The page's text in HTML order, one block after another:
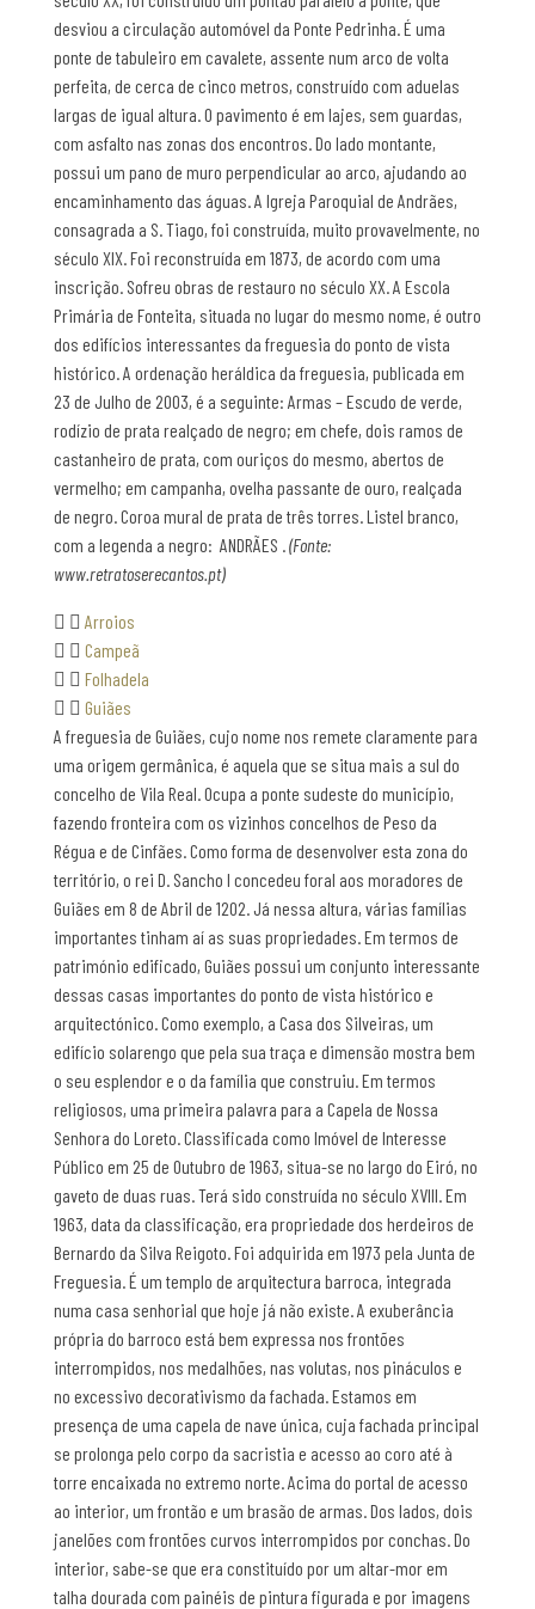
desviou a circulação automóvel da Ponte Pedrinha. É uma
ponte de tabuleiro em cavalete, assente num arco de volta
perfeita, de cerca de cinco metros, construído com aduelas
largas de igual altura. O pavimento é em lajes, sem guardas,
com asfalto nas zonas dos encontros. Do lado montante,
possui um pano de muro perpendicular ao arco, ajudando ao
encaminhamento das águas. A Igreja Paroquial de Andrães,
consagrada a S. Tiago, foi construída, muito provavelmente, no
século XIX. Foi reconstruída em 1873, de acordo com uma
inscrição. Sofreu obras de restauro no século XX. A Escola
Primária de Fonteita, situada no lugar do mesmo nome, é outro
dos edifícios interessantes da freguesia do ponto de vista
histórico. A ordenação heráldica da freguesia, publicada em
23 de Julho de 2003, é a seguinte: Armas – Escudo de verde,
rodízio de prata realçado de negro; em chefe, dois ramos de
castanheiro de prata, com ouriços do mesmo, abertos de
vermelho; em campanha, ovelha passante de ouro, realçada
de negro. Coroa mural de prata de três torres. Listel branco,
com a legenda a negro:  ANDRÃES .(Fonte:
www.retratoserecantos.pt)
Arroios
Campeã
Folhadela
Guiães
A freguesia de Guiães, cujo nome nos remete claramente para
uma origem germânica, é aquela que se situa mais a sul do
concelho de Vila Real. Ocupa a ponte sudeste do município,
fazendo fronteira com os vizinhos concelhos de Peso da
Régua e de Cinfães. Como forma de desenvolver esta zona do
território, o rei D. Sancho I concedeu foral aos moradores de
Guiães em 8 de Abril de 1202. Já nessa altura, várias famílias
importantes tinham aí as suas propriedades. Em termos de
património edificado, Guiães possui um conjunto interessante
dessas casas importantes do ponto de vista histórico e
arquitectónico. Como exemplo, a Casa dos Silveiras, um
edifício solarengo que pela sua traça e dimensão mostra bem
o seu esplendor e o da família que construiu. Em termos
religiosos, uma primeira palavra para a Capela de Nossa
Senhora do Loreto. Classificada como Imóvel de Interesse
Público em 25 de Outubro de 1963, situa-se no largo do Eiró, no
gaveto de duas ruas. Terá sido construída no século XVIII. Em
1963, data da classificação, era propriedade dos herdeiros de
Bernardo da Silva Reigoto. Foi adquirida em 1973 pela Junta de
Freguesia. É um templo de arquitectura barroca, integrada
numa casa senhorial que hoje já não existe. A exuberância
própria do barroco está bem expressa nos frontões
interrompidos, nos medalhões, nas volutas, nos pináculos e
no excessivo decorativismo da fachada. Estamos em
presença de uma capela de nave única, cuja fachada principal
se prolonga pelo corpo da sacristia e acesso ao coro até à
torre encaixada no extremo norte. Acima do portal de acesso
ao interior, um frontão e um brasão de armas. Dos lados, dois
janelões com frontões curvos interrompidos por conchas. Do
interior, sabe-se que era constituído por um altar-mor em
talha dourada com painéis de pintura figurada e por imagens